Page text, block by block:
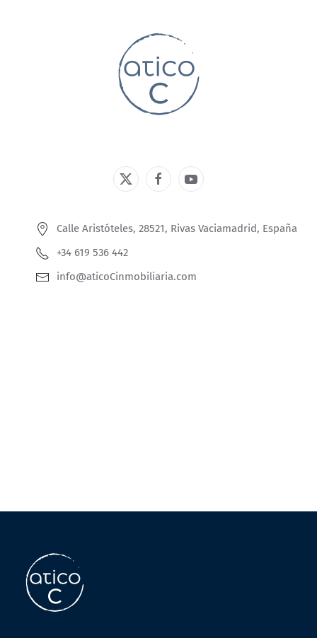
Calle Aristóteles, 28521, Rivas Vaciamadrid, España
+34 619 536 442
info@aticoCinmobiliaria.com